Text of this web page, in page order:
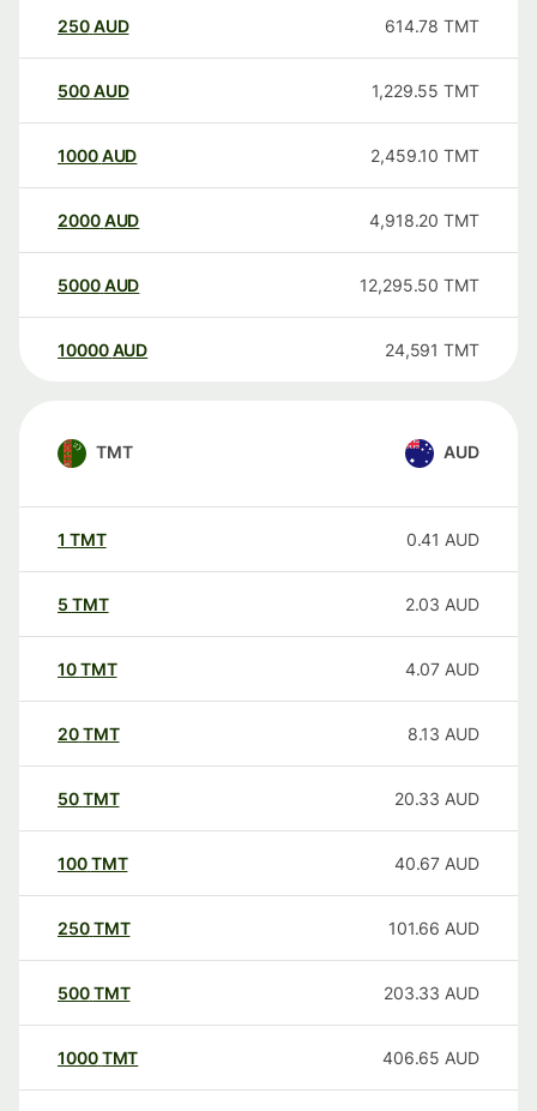
250AUD 614.78 TMT
500AUD 1,229.55 TMT
1000AUD 2,459.10 TMT
2000AUD 4,918.20 TMT
5000AUD 12,295.50 TMT
10000 AUD 24,591 TMT
TMT AUD
1 TMT 0.41 AUD
5 TMT 2.03 AUD
10TMT 4.07 AUD
20TMT 8.13 AUD
50TMT 20.33 AUD
100TMT 40.67 AUD
250TMT 101.66 AUD
500TMT 203.33 AUD
1000TMT 406.65 AUD